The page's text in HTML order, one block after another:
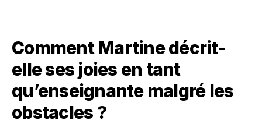
Comment Martine décrit-
elle ses joies en tant
qu’enseignante malgré les
obstacles ?